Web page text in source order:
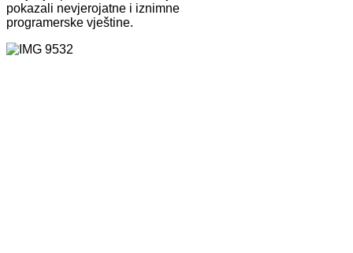
pokazali nevjerojatne i iznimne
programerske vještine.